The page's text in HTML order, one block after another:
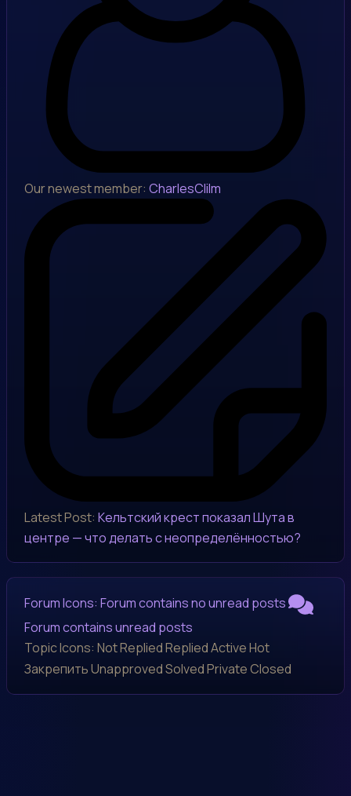
Our newest member: CharlesClilm
Latest Post: Кельтский крест показал Шута в
центре — что делать с неопределённостью?
Forum Icons: Forum contains no unread posts
Forum contains unread posts
Topic Icons: Not RepliedRepliedActiveHot
ЗакрепитьUnapprovedSolvedPrivateClosed